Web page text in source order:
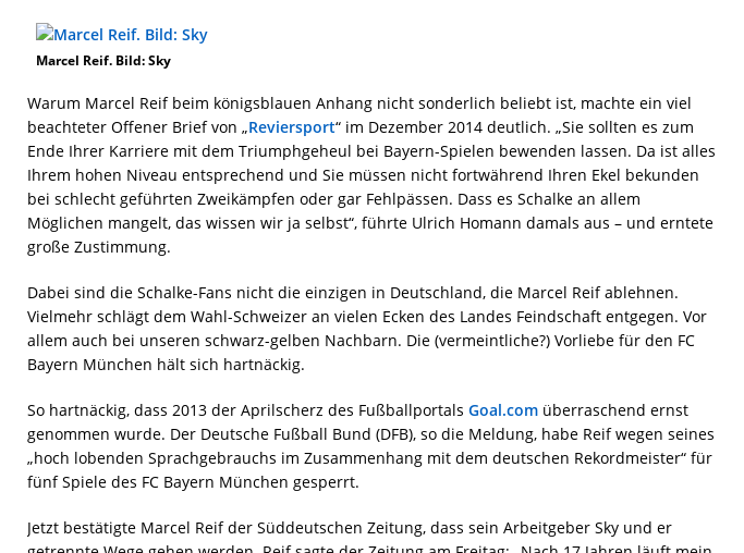
Marcel Reif. Bild: Sky
Warum Marcel Reif beim königsblauen Anhang nicht sonderlich beliebt ist, machte ein viel
beachteter Offener Brief von „Reviersport“ im Dezember 2014 deutlich. „Sie sollten es zum
Ende Ihrer Karriere mit dem Triumphgeheul bei Bayern-Spielen bewenden lassen. Da ist alles
Ihrem hohen Niveau entsprechend und Sie müssen nicht fortwährend Ihren Ekel bekunden
bei schlecht geführten Zweikämpfen oder gar Fehlpässen. Dass es Schalke an allem
Möglichen mangelt, das wissen wir ja selbst“, führte Ulrich Homann damals aus – und erntete
große Zustimmung.
Dabei sind die Schalke-Fans nicht die einzigen in Deutschland, die Marcel Reif ablehnen.
Vielmehr schlägt dem Wahl-Schweizer an vielen Ecken des Landes Feindschaft entgegen. Vor
allem auch bei unseren schwarz-gelben Nachbarn. Die (vermeintliche?) Vorliebe für den FC
Bayern München hält sich hartnäckig.
So hartnäckig, dass 2013 der Aprilscherz des Fußballportals Goal.com überraschend ernst
genommen wurde. Der Deutsche Fußball Bund (DFB), so die Meldung, habe Reif wegen seines
„hoch lobenden Sprachgebrauchs im Zusammenhang mit dem deutschen Rekordmeister“ für
fünf Spiele des FC Bayern München gesperrt.
Jetzt bestätigte Marcel Reif der Süddeutschen Zeitung, dass sein Arbeitgeber Sky und er